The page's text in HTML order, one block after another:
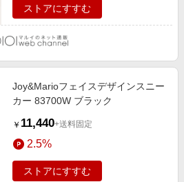
ストアにすすむ
Joy&Marioフェイスデザインスニー
カー 83700W ブラック
￥ 11,440+送料固定
2.5%
ストアにすすむ